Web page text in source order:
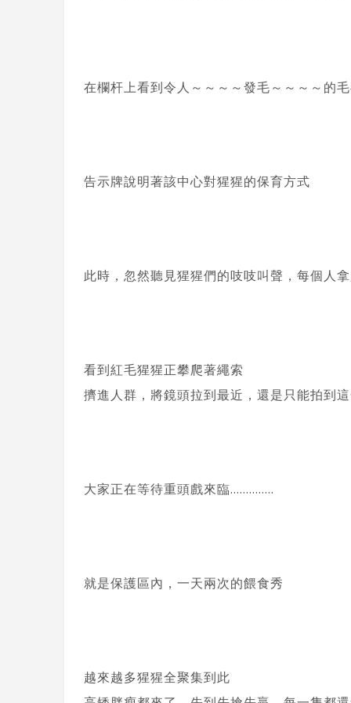
在欄杆上看到令人～～～～發毛～～～～的
告示牌說明著該中心對猩猩的保育方式
此時，忽然聽見猩猩們的吱吱叫聲，每個人
看到紅毛猩猩正攀爬著繩索
擠進人群，將鏡頭拉到最近，還是只能拍到
大家正在等待重頭戲來臨…………..
就是保護區內，一天兩次的餵食秀
越來越多猩猩全聚集到此